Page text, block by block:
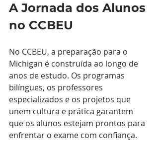
A Jornada dos Alunos
no CCBEU
No CCBEU, a preparação para o
Michigan é construída ao longo de
anos de estudo. Os programas
bilíngues, os professores
especializados e os projetos que
unem cultura e prática garantem
que os alunos estejam prontos para
enfrentar o exame com confiança.